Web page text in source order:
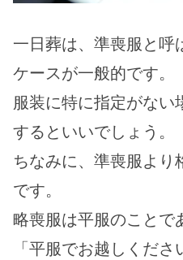
一日葬は、準喪服と呼
ケースが一般的です。
服装に特に指定がない
するといいでしょう。
ちなみに、準喪服より
です。
略喪服は平服のことで
「平服でお越しくだ